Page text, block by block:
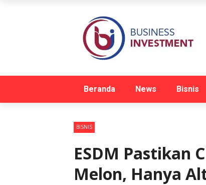
Beranda News Bisnis
BISNIS
ESDM Pastikan
Melon, Hanya